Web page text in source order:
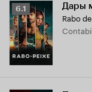
Рейтинг
Кинопоиска
6.1
6.1 Дары
Rabo